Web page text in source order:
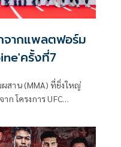
จากแพลตฟอร์ม
ครั้งที่7
สาน (MMA) ที่ยิ่งใหญ่
ก โครงการ UFC
ะได้รับทุนการศึกษาเต็ม
ณ UFC PI เซี่ยงไฮ้ ซึ่ง